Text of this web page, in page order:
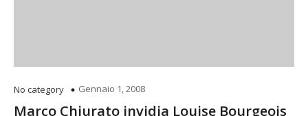
No category Gennaio 1, 2008
Marco Chiurato invidia Louise Bourgeois